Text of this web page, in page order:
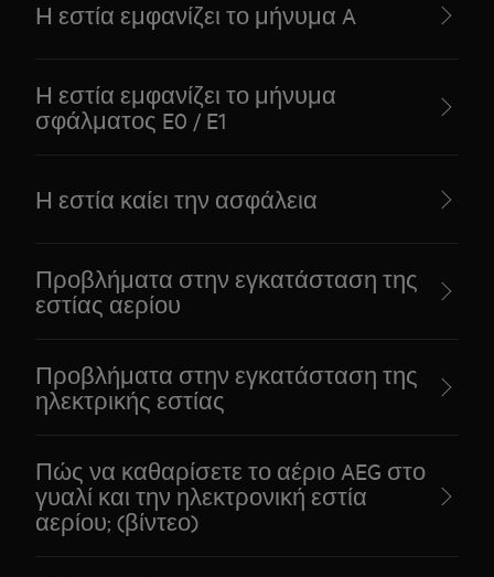
Η εστία εμφανίζει το μήνυμα A
Η εστία εμφανίζει το μήνυμα
σφάλματος E0 / E1
Η εστία καίει την ασφάλεια
Προβλήματα στην εγκατάσταση της
εστίας αερίου
Προβλήματα στην εγκατάσταση της
ηλεκτρικής εστίας
Πώς να καθαρίσετε το αέριο AEG στο
γυαλί και την ηλεκτρονική εστία
αερίου; (βίντεο)